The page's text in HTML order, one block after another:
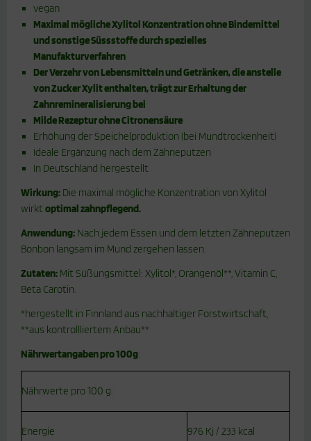
vegan
Maximal mögliche Xylitol Konzentration ohne Bindemittel
und sonstige Süssstoffe durch spezielles
Manufakturverfahren
Der Verzehr von Lebensmitteln und Getränken, die anstelle
von Zucker Xylit enthalten, trägt zur Erhaltung der
Zahnremineralisierung bei
Milde Rezeptur ohne Citronensäure
Erhöhung der Speichelproduktion (bei Mundtrockenheit)
Ideale Ergänzung nach dem Zähneputzen
In Deutschland hergestellt
Wirkung: Die maximal mögliche Konzentration von Xylitol
wirkt optimal zahnpflegend.
Anwendung: Nach jedem Essen und dem letzten Zähneputzen
Bonbon langsam im Mund zergehen lassen.
Zutaten: Mit Süßungsmittel: Xylitol*, Orangenöl**, Vitamin C,
Beta Carotin.
*hergestellt in Finnland aus nachhaltiger Forstwirtschaft,
**aus kontrollliertem Anbau**
Nährwertangaben pro 100g:
Nährwerte pro 100 g:
Energie 976 Kj / 233 kcal